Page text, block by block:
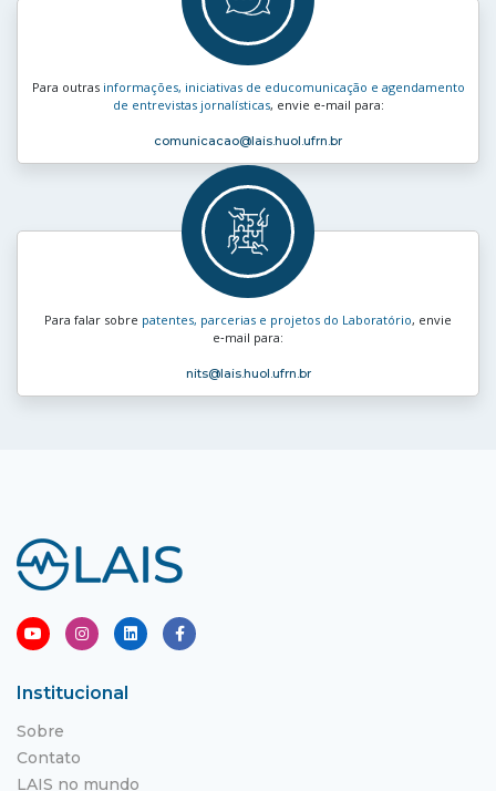
Para outras informações, iniciativas de educomunicação e agendamento
de entrevistas jornalísticas, envie e‑mail para:
comunicacao@lais.huol.ufrn.br
Para falar sobre patentes, parcerias e projetos do Laboratório, envie
e‑mail para:
nits@lais.huol.ufrn.br
Institucional
Sobre
Contato
LAIS no mundo